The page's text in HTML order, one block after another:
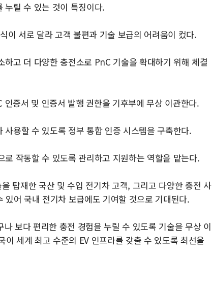
누릴 수 있는 것이 특징이다.
이 서로 달라 고객 불편과 기술 보급의 어려움이 컸다.
고 더 다양한 충전소로 PnC 기술을 확대하기 위해 체결
증서 및 인증서 발행 권한을 기후부에 무상 이관한다.
용할 수 있도록 정부 통합 인증 시스템을 구축한다.
작동할 수 있도록 관리하고 지원하는 역할을 맡는다.
탑재한 국산 및 수입 전기차 고객, 그리고 다양한 충전 사
어 국내 전기차 보급에도 기여할 것으로 기대된다.
보다 편리한 충전 경험을 누릴 수 있도록 기술을 무상 이
세계 최고 수준의 EV 인프라를 갖출 수 있도록 최선을